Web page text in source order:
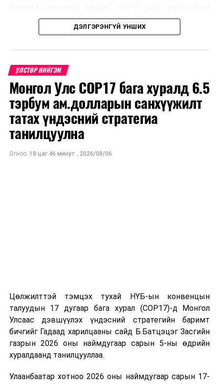
хурлын зардал, Засгийн газрын өр, орон нутгийн нөөц
хөрөнгийн санхүүжилтийг хэвийн үргэлжлүүлэхээр
Харин дараах зардлыг хязгаарлахаар болсон байна.
Үүнд:
Олон улсын болон Засгийн газрын
шийдвэртэйгээс бусад хурал, зөвлөгөөн, ой,
тэмдэглэлт өдөр, найр наадам, соёлын арга
хэмжээ;
Урьдчилан төлөвлөсөн төрийн өндөр албан
Санхүүгийн хэмнэлтийн горимыг 2026 оны
арванхоёрдугаар сарын 31 хүртэл мөрдөнө. Харин
эрүүл мэндийн салбар уг хэмнэлтийн горимд
хамрагдахгүй бөгөөд цэцэрлэг, сургуулийн хүүхдийн
эрт илрүүлэг, вакцинжуулалт, томуу, томуу төст
өвчний эсрэг арга хэмжээ зэрэг зайлшгүй
үргэлжилнэ гэж Ерөнхий сайд Н.Учрал онцоллоо.
ДЭЛГЭРЭНГҮЙ УНШИХ
УЛСТӨР НИЙГЭМ
Монгол Улс COP17 бага хуралд 6.5
тэрбум ам.долларын санхүүжилт
татах үндэсний стратегиа
танилцуулна
Огноо: 18 цаг 46 минут , 2026/08/06
Цөлжилттэй тэмцэх тухай НҮБ-ын конвенцын
талуудын 17 дугаар бага хурал (COP17)-д Монгол
Улсаас дэвшүүлэх үндэсний стратегийн баримт
бичгийг Гадаад харилцааны сайд Б.Батцэцэг Засгийн
газрын 2026 оны наймдугаар сарын 5-ны өдрийн
хуралдаанд танилцууллаа.
Улаанбаатар хотноо 2026 оны наймдугаар сарын 17-